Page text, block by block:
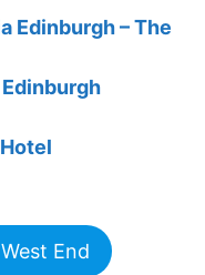
Edinburgh – The
End